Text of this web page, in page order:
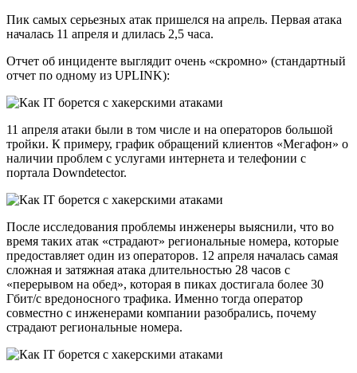
Пик самых серьезных атак пришелся на апрель. Первая атака
началась 11 апреля и длилась 2,5 часа.
Отчет об инциденте выглядит очень «скромно» (стандартный
отчет по одному из UPLINK):
11 апреля атаки были в том числе и на операторов большой
тройки. К примеру, график обращений клиентов «Мегафон» о
наличии проблем с услугами интернета и телефонии с
портала Downdetector.
После исследования проблемы инженеры выяснили, что во
время таких атак «страдают» региональные номера, которые
предоставляет один из операторов. 12 апреля началась самая
сложная и затяжная атака длительностью 28 часов с
«перерывом на обед», которая в пиках достигала более 30
Гбит/с вредоносного трафика. Именно тогда оператор
совместно с инженерами компании разобрались, почему
страдают региональные номера.